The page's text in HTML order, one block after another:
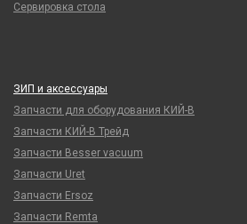
Сервировка стола
ЗИП и аксессуары
Запчасти для оборудования КИЙ-В
Запчасти КИЙ-В Трейд
Запчасти Besser vacuum
Запчасти Uret
Запчасти Ersoz
Запчасти Remta